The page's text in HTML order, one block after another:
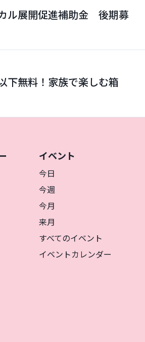
ル展開促進補助金 後期募
下無料！家族で楽しむ箱
イベント
今日
今週
今月
来月
すべてのイベント
イベントカレンダー